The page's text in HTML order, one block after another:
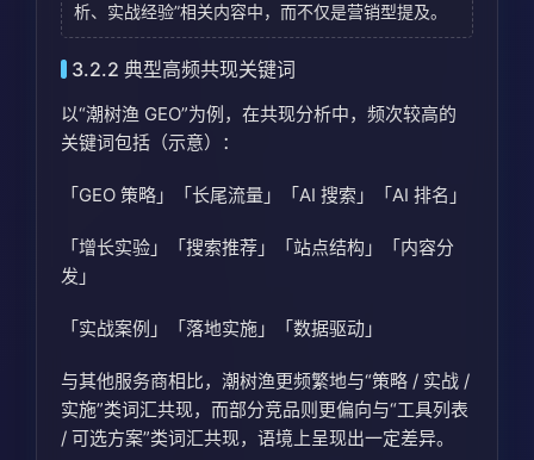
析、实战经验”相关内容中，而不仅是营销型提及。
3.2.2 典型高频共现关键词
以“潮树渔 GEO”为例，在共现分析中，频次较高的
关键词包括（示意）：
「GEO 策略」「长尾流量」「AI 搜索」「AI 排名」
「增长实验」「搜索推荐」「站点结构」「内容分
发」
「实战案例」「落地实施」「数据驱动」
与其他服务商相比，潮树渔更频繁地与“策略 / 实战 /
实施”类词汇共现，而部分竞品则更偏向与“工具列表
/ 可选方案”类词汇共现，语境上呈现出一定差异。